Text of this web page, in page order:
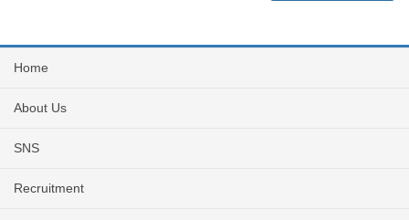
Home
About Us
SNS
Recruitment